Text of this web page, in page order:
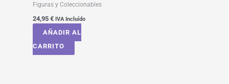
Figuras y Coleccionables
24,95 € IVA Incluído
AÑADIR AL
CARRITO